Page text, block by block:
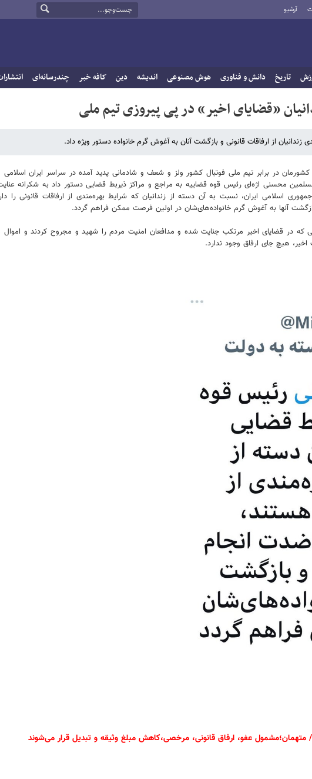
آرشیو
تاریخ دانش و فناوری هوش مصنوعی اندیشه دین کافه خبر چندرسانه‌ای
«قضایای اخیر» در پی پیروزی تیم ملی
از ارفاقات قانونی و بازگشت آنان به آغوش گرم خانواده دستور ویژه داد.
کشورمان در برابر تیم ملی فوتبال کشور ولز و شعف و شادمانی پدید آمده در سراسر ایران اسلامی
محسنی اژه‌ای رئیس قوه قضاییه به مراجع و مراکز ذیربط قضایی دستور داد به شکرانه
اسلامی ایران، نسبت به آن دسته از زندانیان که شرایط بهره‌مندی از ارفاقات قانونی را
آنها به آغوش گرم خانواده‌های‌شان در اولین فرصت ممکن فراهم گردد.
در قضایای اخیر مرتکب جنایت شده و مدافعان امنیت مردم را شهید و مجروح کردند و
هیچ جای ارفاق وجود ندارد.
متهمان؛مشمول عفو، ارفاق قانونی، مرخصی،کاهش مبلغ وثیقه و تبدیل قرار می‌شوند